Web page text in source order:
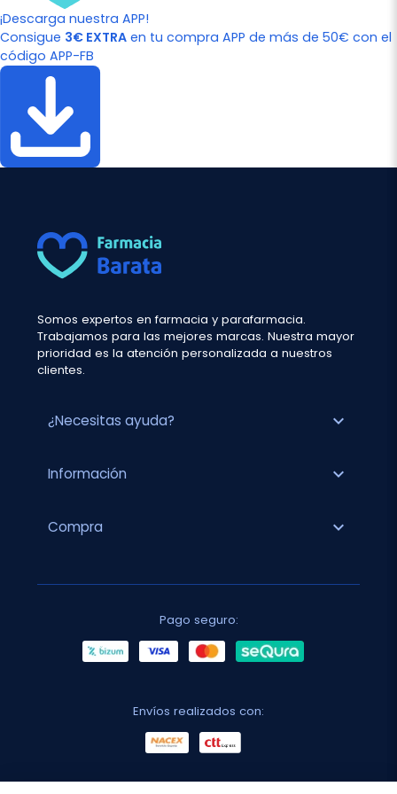
¡Descarga nuestra APP!
Consigue 3€ EXTRA en tu compra APP de más de 50€ con el
código APP-FB
Somos expertos en farmacia y parafarmacia.
Trabajamos para las mejores marcas. Nuestra mayor
prioridad es la atención personalizada a nuestros
clientes.
¿Necesitas ayuda? expand_more
Información expand_more
Compra expand_more
Pago seguro:
Envíos realizados con: